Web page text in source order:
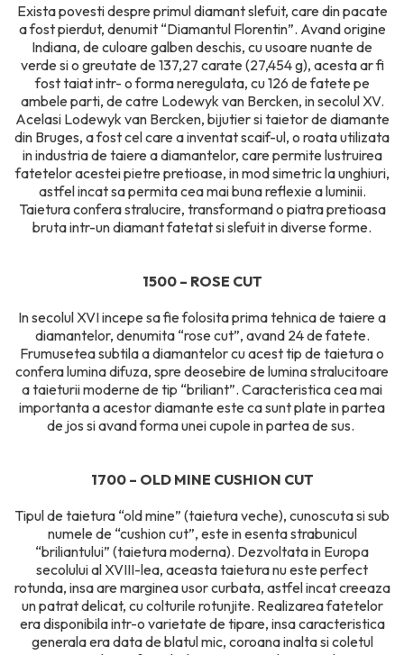
Exista povesti despre primul diamant slefuit, care din pacate
a fost pierdut, denumit “Diamantul Florentin”. Avand origine
Indiana, de culoare galben deschis, cu usoare nuante de
verde si o greutate de 137,27 carate (27,454 g), acesta ar fi
fost taiat intr- o forma neregulata, cu 126 de fatete pe
ambele parti, de catre Lodewyk van Bercken, in secolul XV.
Acelasi Lodewyk van Bercken, bijutier si taietor de diamante
din Bruges, a fost cel care a inventat scaif-ul, o roata utilizata
in industria de taiere a diamantelor, care permite lustruirea
fatetelor acestei pietre pretioase, in mod simetric la unghiuri,
astfel incat sa permita cea mai buna reflexie a luminii.
Taietura confera stralucire, transformand o piatra pretioasa
bruta intr-un diamant fatetat si slefuit in diverse forme.
1500 – ROSE CUT
In secolul XVI incepe sa fie folosita prima tehnica de taiere a
diamantelor, denumita “rose cut”, avand 24 de fatete.
Frumusetea subtila a diamantelor cu acest tip de taietura o
confera lumina difuza, spre deosebire de lumina stralucitoare
a taieturii moderne de tip “briliant”. Caracteristica cea mai
importanta a acestor diamante este ca sunt plate in partea
de jos si avand forma unei cupole in partea de sus.
1700 – OLD MINE CUSHION CUT
Tipul de taietura “old mine” (taietura veche), cunoscuta si sub
numele de “cushion cut”, este in esenta strabunicul
“briliantului” (taietura moderna). Dezvoltata in Europa
secolului al XVIII-lea, aceasta taietura nu este perfect
rotunda, insa are marginea usor curbata, astfel incat creeaza
un patrat delicat, cu colturile rotunjite. Realizarea fatetelor
era disponibila intr-o varietate de tipare, insa caracteristica
generala era data de blatul mic, coroana inalta si coletul